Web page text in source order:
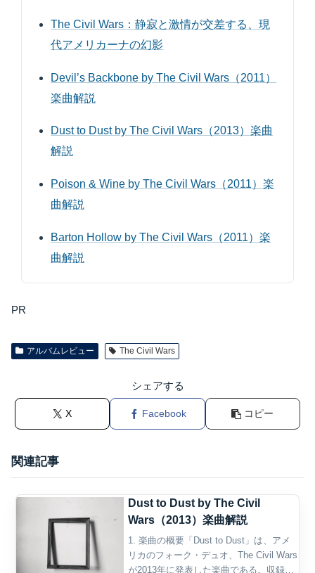
The Civil Wars：静寂と激情が交差する、現
代アメリカーナの幻影
Devil’s Backbone by The Civil Wars（2011）
楽曲解説
Dust to Dust by The Civil Wars（2013）楽曲
解説
Poison & Wine by The Civil Wars（2011）楽
曲解説
Barton Hollow by The Civil Wars（2011）楽
曲解説
PR
アルバムレビュー The Civil Wars
シェアする
X Facebook コピー
関連記事
Dust to Dust by The Civil
Wars（2013）楽曲解説
1. 楽曲の概要「Dust to Dust」は、アメ
リカのフォーク・デュオ、The Civil Wars
が2013年に発表した楽曲である。収録作